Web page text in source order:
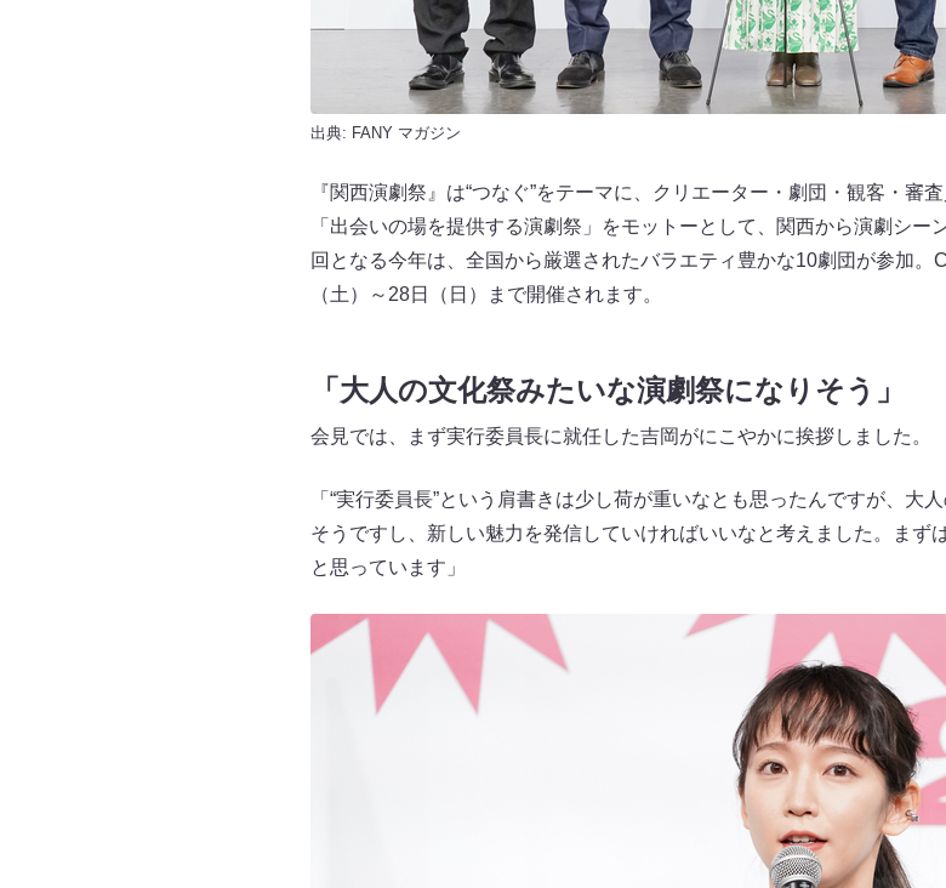
出典: FANY マガジン
『関西演劇祭』は“つなぐ”をテーマに、クリエーター・劇団・観客・審
「出会いの場を提供する演劇祭」をモットーとして、関西から演劇シ
回となる今年は、全国から厳選されたバラエティ豊かな10劇団が参加。
（土）～28日（日）まで開催されます。
「大人の文化祭みたいな演劇祭になりそう」
会見では、まず実行委員長に就任した吉岡がにこやかに挨拶しました。
「“実行委員長”という肩書きは少し荷が重いなとも思ったんですが、大
そうですし、新しい魅力を発信していければいいなと考えました。まず
と思っています」